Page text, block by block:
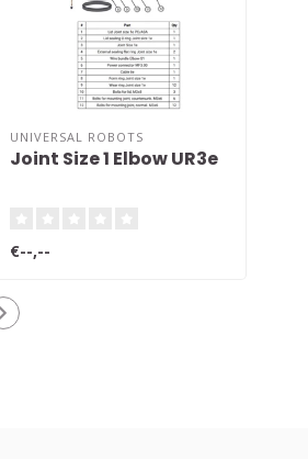
UNIVERSAL ROBOTS
Joint Size 1 Elbow UR3e
€--,--